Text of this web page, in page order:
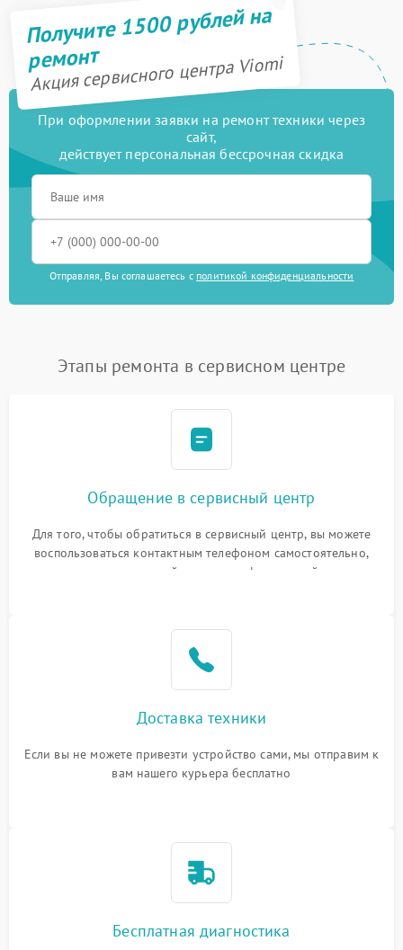
Получите 1500 рублей на
ремонт
Акция сервисного центра Viomi
При оформлении заявки на ремонт техники через
сайт,
действует персональная бессрочная скидка
Отправляя, Вы соглашаетесь с политикой конфиденциальности
Этапы ремонта в сервисном центре
Обращение в сервисный центр
Для того, чтобы обратиться в сервисный центр, вы можете
воспользоваться контактным телефоном самостоятельно,
или оставить свой номер телефона на сайте
Доставка техники
Если вы не можете привезти устройство сами, мы отправим к
вам нашего курьера бесплатно
Бесплатная диагностика